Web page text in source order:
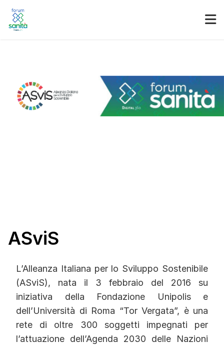
ASviS
L’Alleanza Italiana per lo Sviluppo Sostenibile
(ASviS), nata il 3 febbraio del 2016 su
iniziativa della Fondazione Unipolis e
dell’Università di Roma “Tor Vergata”, è una
rete di oltre 300 soggetti impegnati per
l’attuazione dell’Agenda 2030 delle Nazioni